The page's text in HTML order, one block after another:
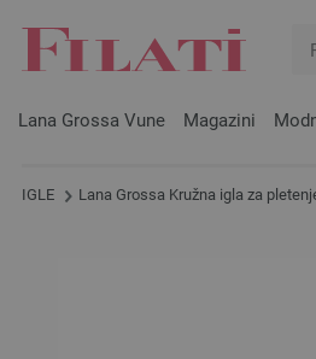
Lana Grossa Vune Magazini
IGLE Lana Grossa Kružna igla za